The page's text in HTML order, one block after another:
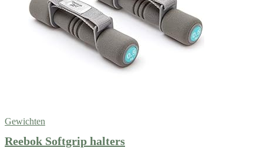
Gewichten
Reebok Softgrip halters